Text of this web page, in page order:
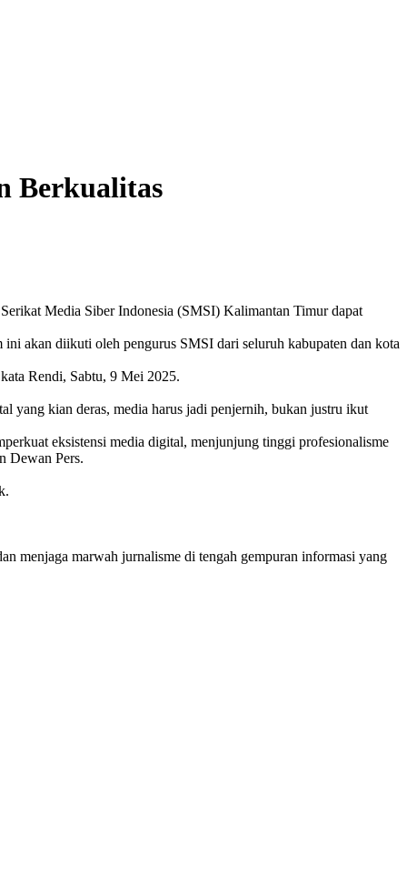
Berkualitas
Media Siber Indonesia (SMSI) Kalimantan Timur dapat
akan diikuti oleh pengurus SMSI dari seluruh kabupaten dan kota
Rendi, Sabtu, 9 Mei 2025.
yang kian deras, media harus jadi penjernih, bukan justru ikut
eksistensi media digital, menjunjung tinggi profesionalisme
Dewan Pers.
menjaga marwah jurnalisme di tengah gempuran informasi yang